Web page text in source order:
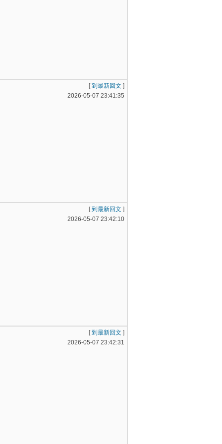
[到最新回文 ]
2026-05-07 23:41:35
[到最新回文 ]
2026-05-07 23:42:10
[到最新回文 ]
2026-05-07 23:42:31